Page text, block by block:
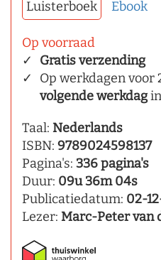
Luisterboek
Ebook
Op voorraad
Gratis verzending
Op werkdagen voor
volgende werkdagin
Taal: Nederlands
ISBN: 9789024598137
Pagina's: 336 pagina's
Duur: 09u 36m 04s
Publicatiedatum: 02-
Lezer: Marc-Peter van